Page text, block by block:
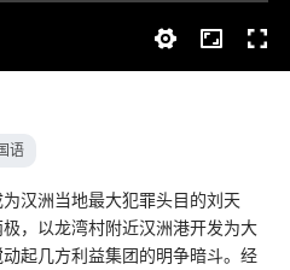
语
汉洲当地最大犯罪头目的刘天
，以龙湾村附近汉洲港开发为大
起几方利益集团的明争暗斗。经